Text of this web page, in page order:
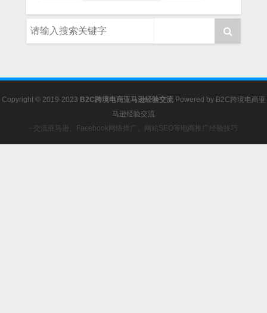
Copyright © 2019-2023 B2C跨境电商亚马逊经验交流 Powered by B2C跨境电商亚
马逊经验交流
- 交流亚马逊、Facebook网络推广、网站SEO等电商推广经验技巧